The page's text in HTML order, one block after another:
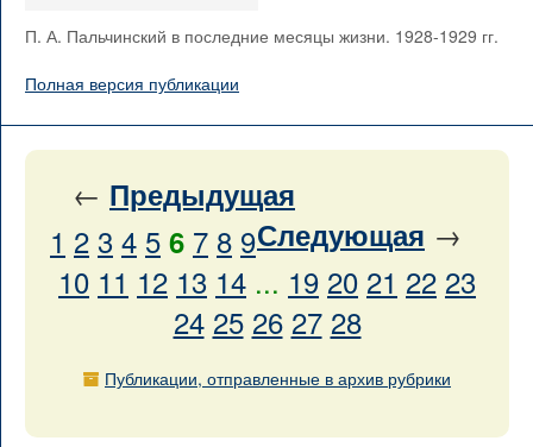
П. А. Пальчинский в последние месяцы жизни. 1928-1929 гг.
Полная версия публикации
← Предыдущая
Следующая →
1 2 3 4 5 6 7 8 9
10 11 12 13 14 ... 19 20 21 22 23
24 25 26 27 28
Публикации, отправленные в архив рубрики